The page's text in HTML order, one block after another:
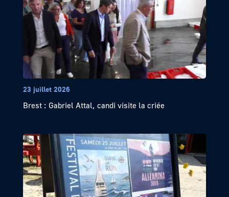
23 juillet 2026
Brest : Gabriel Attal, candi visite la criée